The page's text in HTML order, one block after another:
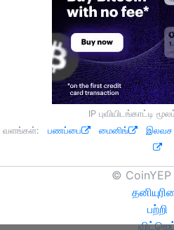
IP புவியிடங்காட்டி
வளங்கள்: பணப்பை மைனிங் இலவச
©
பற்றி